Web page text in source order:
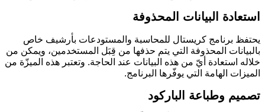
استعادة البيانات المحذوفة
يحتفظ برنامج كريستال للمحاسبة والمستودعات بأرشيف خاص
بالبيانات المحذوفة التي يتم حذفها من قِبَل المستخدمين، ويمكن من
خلاله استعادة أيّ من هذه البيانات عند الحاجة. وتعتبر هذه الميزّة من
الميزات الهامة التي يوفّرها البرنامج.
تصميم وطباعة الباركود